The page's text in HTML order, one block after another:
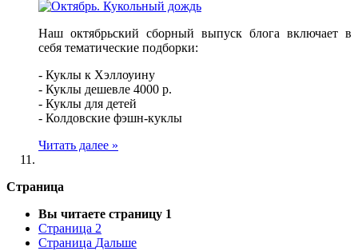
Наш октябрьский сборный выпуск блога включает в
себя тематические подборки:
- Куклы к Хэллоуину
- Куклы дешевле 4000 р.
- Куклы для детей
- Колдовские фэшн-куклы
Читать далее »
Страница
Вы читаете страницу 1
Страница 2
Страница Дальше